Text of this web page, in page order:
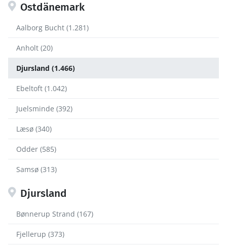
Ostdänemark
Aalborg Bucht (1.281)
Anholt (20)
Djursland (1.466)
Ebeltoft (1.042)
Juelsminde (392)
Læsø (340)
Odder (585)
Samsø (313)
Djursland
Bønnerup Strand (167)
Fjellerup (373)